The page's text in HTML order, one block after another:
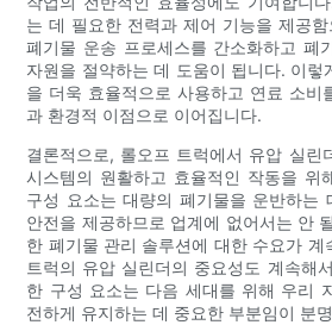
는 데 필요한 전력과 제어 기능을 제공
폐기물 운송 프로세스를 간소화하고 폐
자원을 절약하는 데 도움이 됩니다. 이렇
을 더욱 효율적으로 사용하고 연료 소비
과 환경적 이점으로 이어집니다.
결론적으로, 롤오프 트럭에서 유압 실린
시스템의 원활하고 효율적인 작동을 위
구성 요소는 대량의 폐기물을 운반하는
안전을 제공하므로 업계에 없어서는 안
한 폐기물 관리 솔루션에 대한 수요가 계
트럭의 유압 실린더의 중요성도 계속해
한 구성 요소는 다음 세대를 위해 우리
전하게 유지하는 데 중요한 부분임이 분